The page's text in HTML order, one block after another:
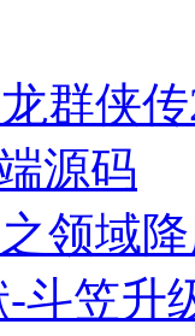
群侠
源码
领域
斗笠升